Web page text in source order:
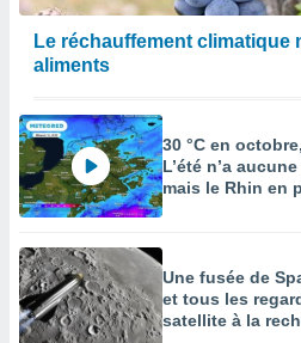
Le réchauffement climatique
aliments
30 °C en
L’été n’a
mais le Rhin en
Une fusée de
et tous les
satellite à la